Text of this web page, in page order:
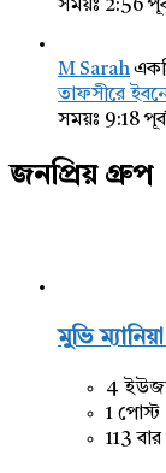
সময়ঃ 2:56
M Sarah
তাফসীরে
সময়ঃ 9:18
জনপ্রিয় গ্রুপ
মুভি
4
1 পোস্ট
113 বার